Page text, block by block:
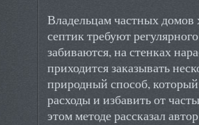
Владельцам частных домов
септик требуют
забиваются, на стенках
приходится заказывать
природный способ,
расходы и избавить от
этом методе рассказал